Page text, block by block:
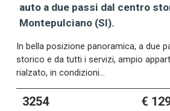
auto a due passi dal centro
Montepulciano (SI).
In bella posizione panoramica, a due
storico e da tutti i servizi, ampio
rialzato, in condizioni…
3254 €